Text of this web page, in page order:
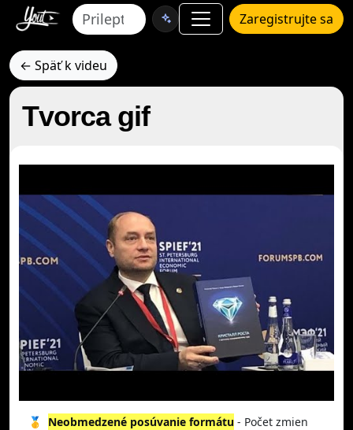
Zaregistrujte sa
← Späť k videu
Tvorca gif
🥇 Neobmedzené posúvanie formátu - Počet zmien